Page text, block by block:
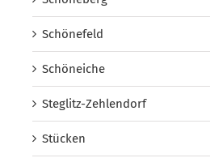
Schönefeld
Schöneiche
Steglitz-Zehlendorf
Stücken